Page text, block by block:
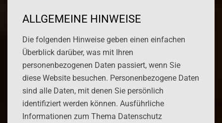
ALLGEMEINE HINWEISE
Die folgenden Hinweise geben einen einfachen
Überblick darüber, was mit Ihren
personenbezogenen Daten passiert, wenn Sie
diese Website besuchen. Personenbezogene Daten
sind alle Daten, mit denen Sie persönlich
identifiziert werden können. Ausführliche
Informationen zum Thema Datenschutz